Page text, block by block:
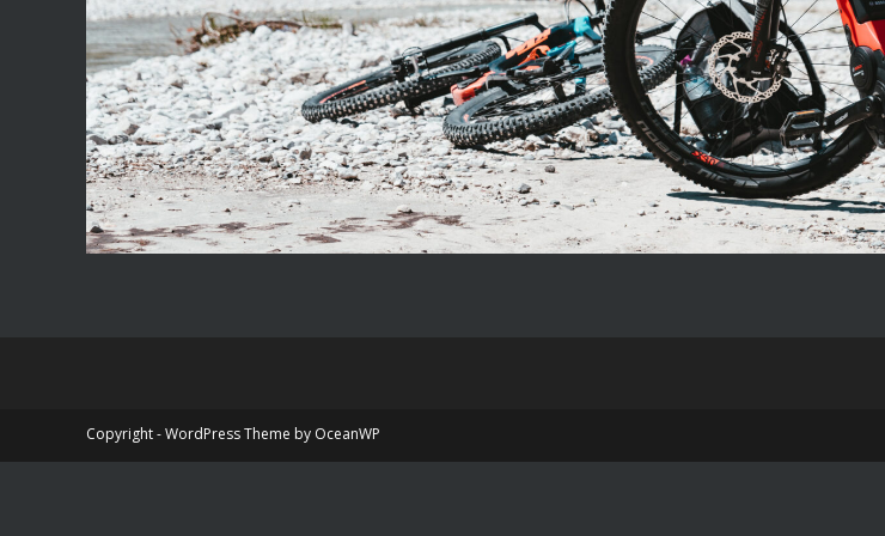
Copyright - WordPress Theme by OceanWP